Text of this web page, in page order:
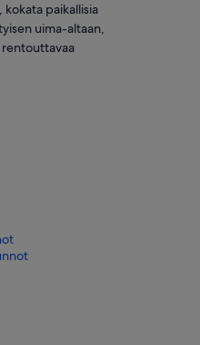
paikallisia
uima-altaan,
rentouttavaa